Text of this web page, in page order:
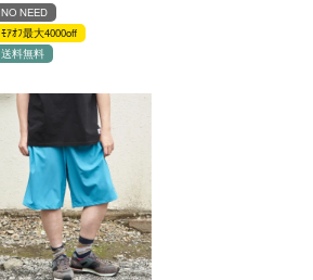
NO NEED
ﾓｱｵﾌ最大4000off
送料無料